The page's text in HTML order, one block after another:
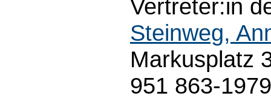
Vertreter:in
Steinweg,
Markusplatz
951 863-1979